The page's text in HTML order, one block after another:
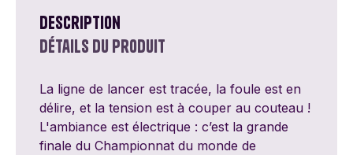
Description
Détails du produit
La ligne de lancer est tracée, la foule est en
délire, et la tension est à couper au couteau !
L'ambiance est électrique : c’est la grande
finale du Championnat du monde de